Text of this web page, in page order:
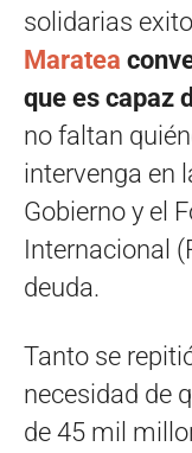
solidarias
Maratea
que es capaz
no faltan
intervenga en
Gobierno y el
Internacional
deuda.
Tanto se
necesidad de
de 45 mil